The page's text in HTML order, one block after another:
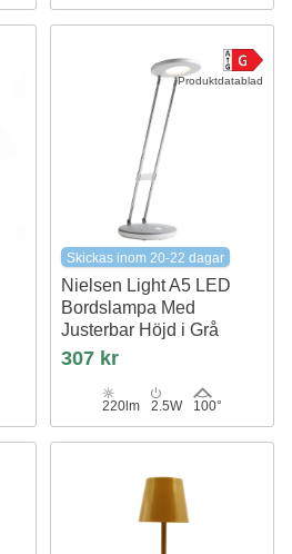
Produktdatablad
Skickas inom 20-22 dagar
Nielsen Light A5 LED
Bordslampa Med
Justerbar Höjd i Grå
307 kr
220lm 2.5W 100°